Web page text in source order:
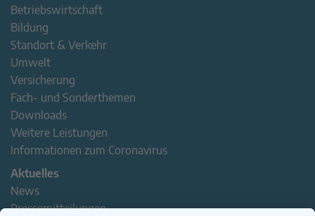
Betriebswirtschaft
Bildung
Standort & Verkehr
Umwelt
Versicherung
Fach- und Sonderthemen
Downloads
Weitere Leistungen
Informationen zum Coronavirus
Aktuelles
News
Pressemitteilungen